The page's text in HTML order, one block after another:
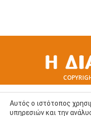
Αυτός ο ιστότοπος
υπηρεσιών και την